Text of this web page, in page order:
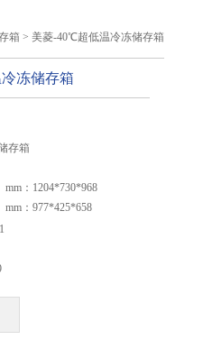
箱 > 美菱-40℃超低温冷冻储存箱
冻储存箱
存箱
：1204*730*968
：977*425*658
-40℃